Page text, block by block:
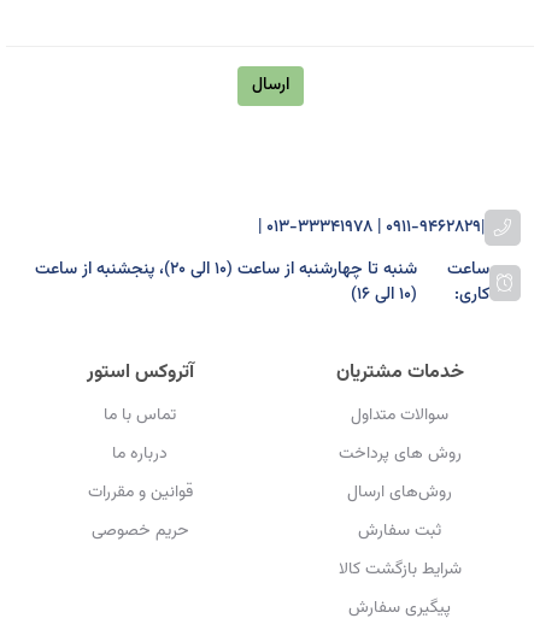
ارسال
|
0911-9462829 | 013-33341978 |
ساعت
کاری:
شنبه تا چهارشنبه از ساعت (۱۰ الی ۲۰)، پنجشنبه از ساعت
(۱۰ الی ۱۶)
خدمات مشتریان
سوالات متداول
روش های پرداخت
روش‌های ارسال
ثبت سفارش
شرایط بازگشت کالا
پیگیری سفارش
آتروکس استور
تماس با ما
درباره ما
قوانین و مقررات
حریم خصوصی